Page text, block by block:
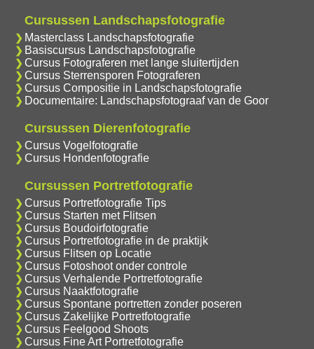
Cursussen Landschapsfotografie
Masterclass Landschapsfotografie
Basiscursus Landschapsfotografie
Cursus Fotograferen met lange sluitertijden
Cursus Sterrensporen Fotograferen
Cursus Compositie in Landschapsfotografie
Documentaire: Landschapsfotograaf van de Goor
Cursussen Dierenfotografie
Cursus Vogelfotografie
Cursus Hondenfotografie
Cursussen Portretfotografie
Cursus Portretfotografie Tips
Cursus Starten met Flitsen
Cursus Boudoirfotografie
Cursus Portretfotografie in de praktijk
Cursus Flitsen op Locatie
Cursus Fotoshoot onder controle
Cursus Verhalende Portretfotografie
Cursus Naaktfotografie
Cursus Spontane portretten zonder poseren
Cursus Zakelijke Portretfotografie
Cursus Feelgood Shoots
Cursus Fine Art Portretfotografie